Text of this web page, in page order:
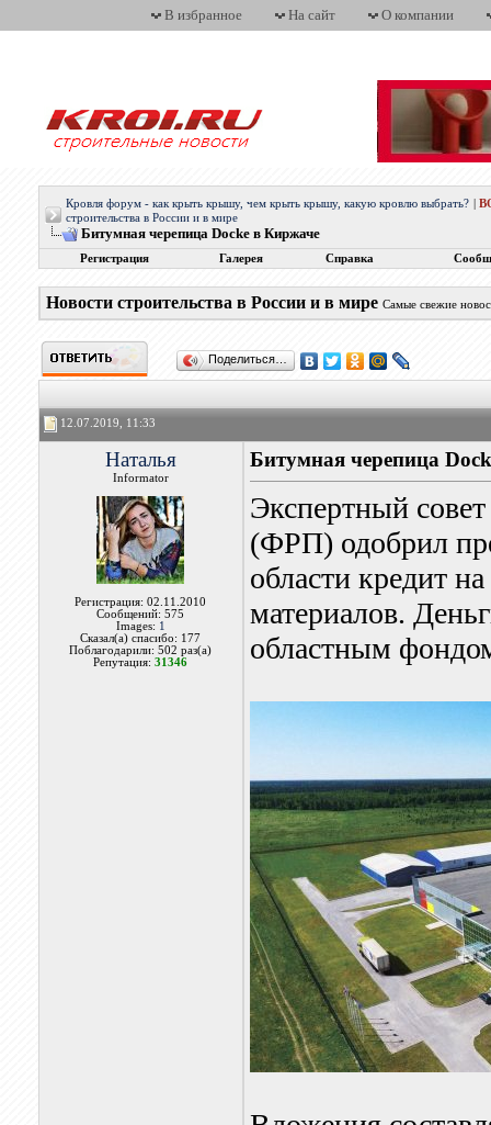
В избранное На сайт О компании
Кровля форум - как крыть крышу, чем крыть крышу, какую кровлю выбрать?
строительства в России и в мире
Битумная черепица Docke в Киржаче
Регистрация Галерея Справка
Новости строительства в России и в мире Самые свежие
Поделиться…
12.07.2019, 11:33
Наталья
Informator
Регистрация: 02.11.2010
Сообщений: 575
Images: 1
Сказал(а) спасибо: 177
Поблагодарили: 502 раз(а)
Репутация:31346
Битумная черепица
Экспертный
(ФРП) одобрил
области кредит
материалов.
областным